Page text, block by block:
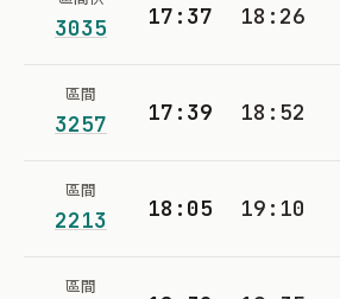
3035 17:37 18:26
區間
3257 17:39 18:52
區間
2213 18:05 19:10
區間